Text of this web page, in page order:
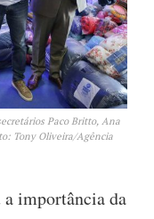
Paco Britto, Ana
Tony Oliveira/Agência
a importância da